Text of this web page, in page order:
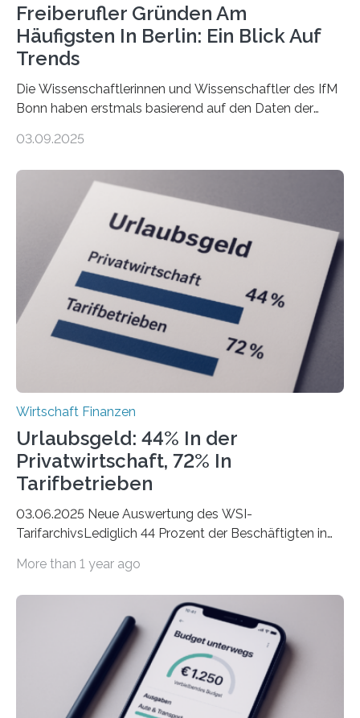
Freiberufler Gründen Am
Häufigsten In Berlin: Ein Blick Auf
Trends
Die Wissenschaftlerinnen und Wissenschaftler des IfM
Bonn haben erstmals basierend auf den Daten der
Landkreise mit den meisten Gründungen von
ist demnach Berlin. Betrachtet man nur die Gründungen
der Freiberuflerinnen, so liegt Leipzig an der Spitze. In
Berlin starteten in 2024 die meisten Personen in eine
eigene freiberufliche Existenz, dahinter folgten die
Städte Hamburg, München und Köln. Betrachtet man
hingegen die Existenzgründungsintensität – die Anzahl
der freiberuflichen Gründungen je…
03.09.2025
Wirtschaft Finanzen
Urlaubsgeld: 44% In der
Privatwirtschaft, 72% In
Tarifbetrieben
03.06.2025 Neue Auswertung des WSI-
TarifarchivsLediglich 44 Prozent der Beschäftigten in
tarifgebundenen Betrieben ist der Anteil mit 72 Prozent
Unterkünfte fast überall deutlich teurer geworden. Für
viele Beschäftigte ist deshalb das zumeist im Juni oder
Juli ausgezahlte Urlaubsgeld ein wichtiger Faktor, um
sich den wohlverdienten Jahresurlaub leisten zu
können. Allerdings erhält mit 44 Prozent noch nicht
einmal die Hälfte aller Beschäftigten in der
More than 1 year ago